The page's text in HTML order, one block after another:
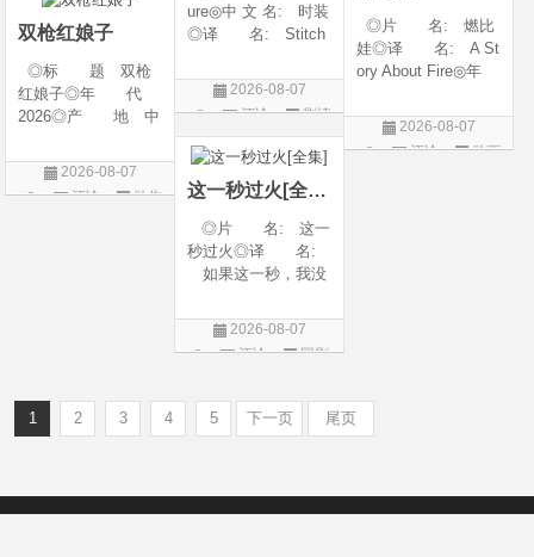
悚 / 犯罪◎语
ure◎中 文 名: 时装
◎译 名: Stitch
(台)◎年 代: 20
25◎产 地: 法
剧情◎语 言:
法语 /
2026-08-07
评论
剧情
片
◎片 名: 燃比
娃◎译 名: A St
ory About Fire◎年
地: 中国大陆◎
类 别: 动画 / 奇
2026-08-07
评论
动画
双枪红娘子
◎标 题 双枪
红娘子◎年 代
2026◎产 地 中
剧情 / 动作 / 战争◎
上映日期 2026-08-
2026-08-07
评论
动作
这一秒过火[全集]
◎片 名: 这一
秒过火◎译 名:
如果这一秒，我没
年 代: 2026◎
产 地: 中国大
汉语普通话◎上映
2026-08-07
评论
国剧
1 2 3 4 5 下一页 尾页